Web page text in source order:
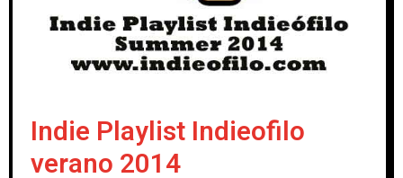
Indie Playlist Indieofilo
verano 2014